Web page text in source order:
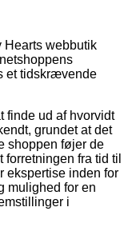
Hearts webbutik
et tidskrævende
finde ud af hvorvidt
grundet at det
shoppen føjer de
fra tid til
ekspertise inden for
mulighed for en
i